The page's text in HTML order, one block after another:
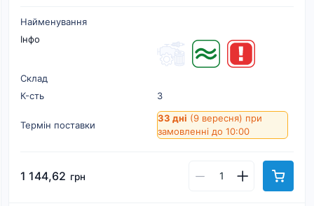
Найменування
Інфо
Склад
К-cть
3
Термін поставки
33 дні (9 вересня) при
замовленні до 10:00
1 144,62 грн